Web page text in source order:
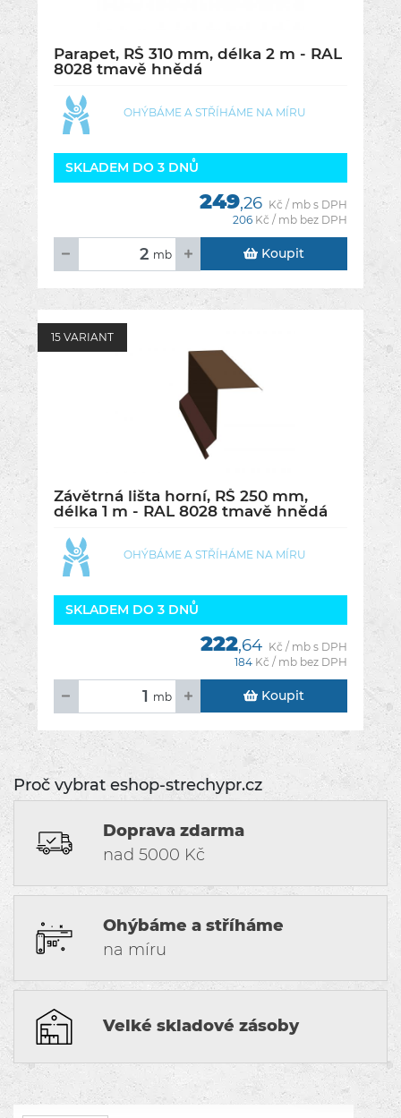
Proč vybrat eshop-strechypr.cz
Doprava zdarma
nad 5000 Kč
Ohýbáme a stříháme
na míru
Velké skladové zásoby
Parapet, RŠ 310 mm, délka 2 m - RAL
8028 tmavě hnědá
OHÝBÁME A STŘÍHÁME NA MÍRU
SKLADEM DO 3 DNŮ
249,26 Kč / mb s DPH
206 Kč / mb bez DPH
mb Koupit
15 VARIANT
Závětrná lišta horní, RŠ 250 mm,
délka 1 m - RAL 8028 tmavě hnědá
OHÝBÁME A STŘÍHÁME NA MÍRU
SKLADEM DO 3 DNŮ
222,64 Kč / mb s DPH
184 Kč / mb bez DPH
mb Koupit